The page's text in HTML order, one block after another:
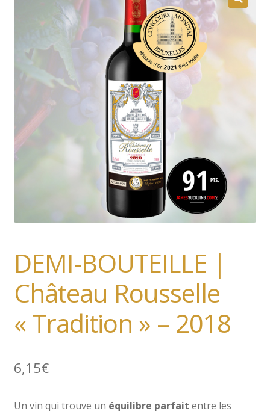
Rouge
Blanc
🔍
DEMI-BOUTEILLE |
Château Rousselle
« Tradition » – 2018
6,15€
Un vin qui trouve un équilibre parfait entre les